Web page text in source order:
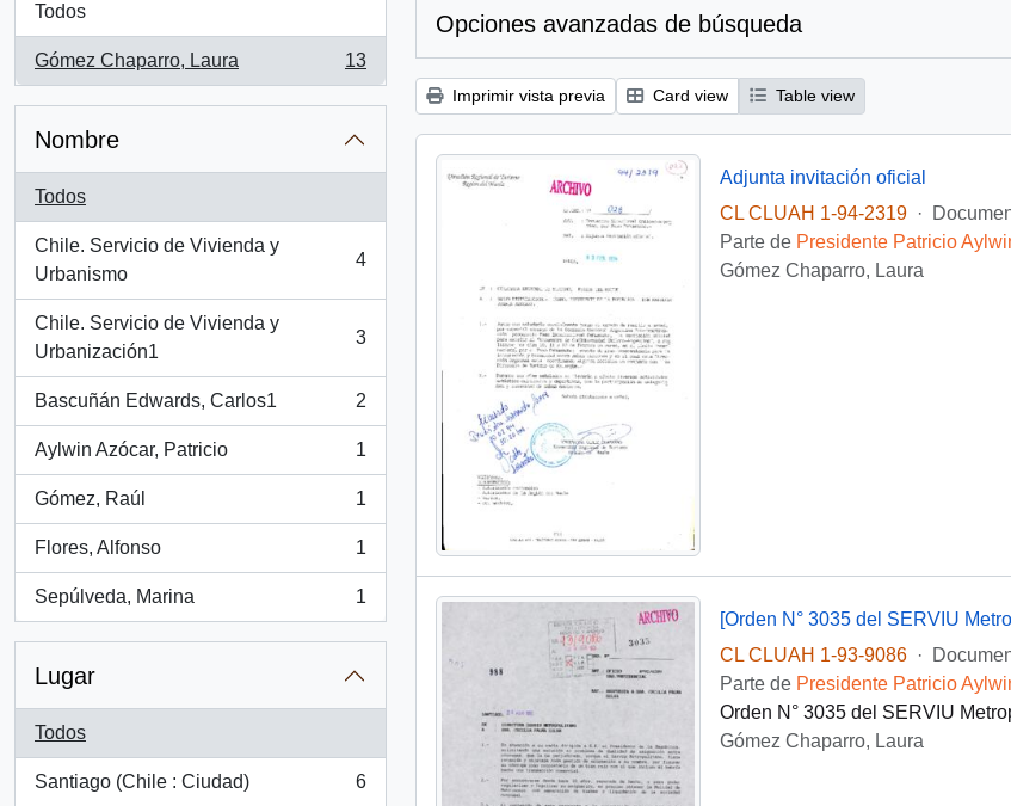
Todos
Gómez Chaparro, Laura
, 13 resultados
13
Nombre
Todos
Chile. Servicio de Vivienda y
Urbanismo
, 4 resultados
4
Chile. Servicio de Vivienda y
Urbanización1
, 3 resultados
3
Bascuñán Edwards, Carlos1
, 2 resultados
2
Aylwin Azócar, Patricio
, 1 resultados
1
Gómez, Raúl
, 1 resultados
1
Flores, Alfonso
, 1 resultados
1
Sepúlveda, Marina
, 1 resultados
1
Lugar
Todos
Santiago (Chile : Ciudad)
, 6 resultados
6
Opciones avanzadas de búsqueda
Imprimir vista previa Card view Table view
Adjunta invitación oficial
CL CLUAH 1-94-2319
·
Parte de Presidente Patricio
Gómez Chaparro, Laura
[Orden N° 3035 del SERVIU
CL CLUAH 1-93-9086
·
Parte de Presidente Patricio
Orden N° 3035 del SERVIU
Gómez Chaparro, Laura